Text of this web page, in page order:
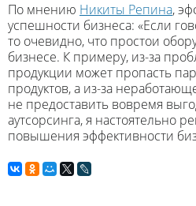
По мнению Никиты Репина,
успешности бизнеса: «Если
то очевидно, что простои
бизнесе. К примеру, из-за
продукции может пропасть
продуктов, а из-за
не предоставить вовремя
аутсорсинга, я настоятельно
повышения эффективности